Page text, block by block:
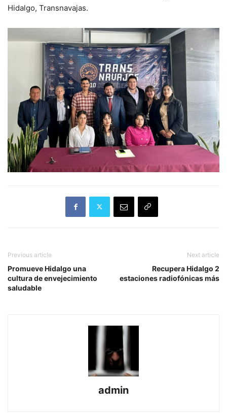
Hidalgo, Transnavajas.
Previous article
Promueve Hidalgo una
cultura de envejecimiento
saludable
Next article
Recupera Hidalgo 2
estaciones radiofónicas más
admin